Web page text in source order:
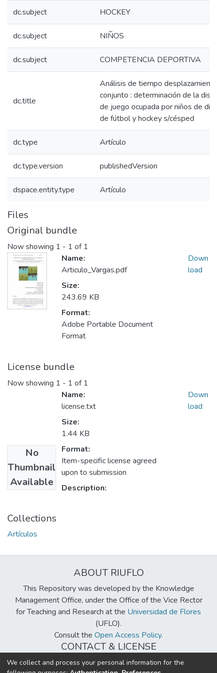
dc.subject HOCKEY
dc.subject NIÑOS
dc.subject COMPETENCIA DEPORTIVA
dc.title
Análisis de tiempo
conjunto : determinación de la
de juego ocupada por niños de
de fútbol y hockey s/césped
dc.type Artículo
dc.type.version publishedVersion
dspace.entity.type Artículo
Files
Original bundle
Now showing 1 - 1 of 1
Name:
Articulo_Vargas.pdf
Size:
243.69 KB
Format:
Adobe Portable Document
Format
Down
load
License bundle
Now showing 1 - 1 of 1
No
Thumbnail
Available
Name:
license.txt
Size:
1.44 KB
Format:
Item-specific license agreed
upon to submission
Description:
Down
load
Collections
Artículos
ABOUT RIUFLO
This Repository was developed by the Knowledge
Management Office, under the Office of the Vice Rector
for Teaching and Research at the Universidad de Flores
(UFLO).
Consult the Open Access Policy.
CONTACT & LICENSE
biblioteca@uflouniversidad.edu.ar
We collect and process your personal information for the